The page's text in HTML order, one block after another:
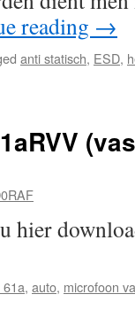
reading →
anti statisch, ESD,
hier
, auto, microfoon